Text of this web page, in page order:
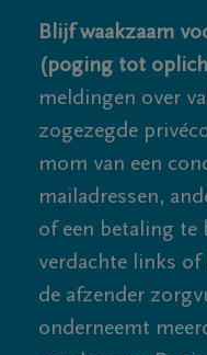
Blijf waakzaam
(poging tot
meldingen over
zogezegde
mom van een
mailadressen,
of een betaling te
verdachte links
de afzender
onderneemt